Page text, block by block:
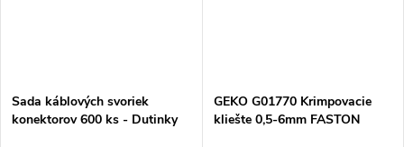
Sada káblových svoriek
konektorov 600 ks - Dutinky
GEKO G01770 Krimpovacie
kliešte 0,5-6mm FASTON